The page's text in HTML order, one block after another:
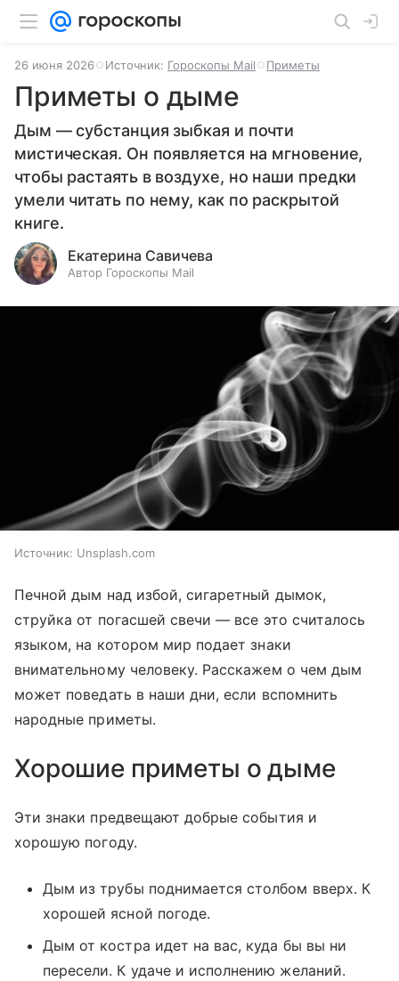
26 июня 2026 Источник: Гороскопы Mail Приметы
Приметы о дыме
Дым — субстанция зыбкая и почти
мистическая. Он появляется на мгновение,
чтобы растаять в воздухе, но наши предки
умели читать по нему, как по раскрытой
книге.
Екатерина Савичева
Автор Гороскопы Mail
Источник: Unsplash.com
Печной дым над избой, сигаретный дымок,
струйка от погасшей свечи — все это считалось
языком, на котором мир подает знаки
внимательному человеку. Расскажем о чем дым
может поведать в наши дни, если вспомнить
народные приметы.
Хорошие приметы о дыме
Эти знаки предвещают добрые события и
хорошую погоду.
Дым из трубы поднимается столбом вверх. К
хорошей ясной погоде.
Дым от костра идет на вас, куда бы вы ни
пересели. К удаче и исполнению желаний.